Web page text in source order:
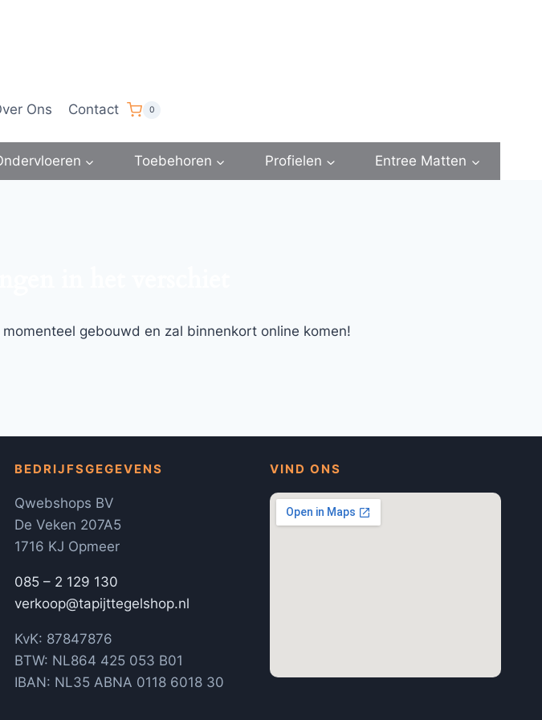
Ons Contact 0
Toebehoren Profielen Entree Matten
gebouwd en zal binnenkort online komen!
BEDRIJFSGEGEVENS
Qwebshops BV
De Veken 207A5
1716 KJ Opmeer
085 – 2 129 130
verkoop@tapijttegelshop.nl
KvK: 87847876
BTW: NL864 425 053 B01
IBAN: NL35 ABNA 0118 6018 30
VIND ONS